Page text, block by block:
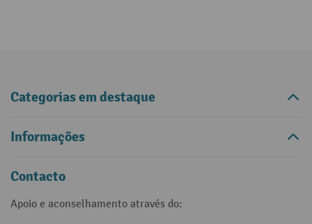
Categorias em destaque
Informações
Contacto
Apoio e aconselhamento através do: